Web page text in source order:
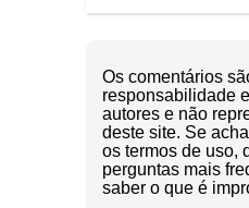
Os comentários
responsabilidade
autores e não
deste site. Se
os termos de uso,
perguntas mais
saber o que é